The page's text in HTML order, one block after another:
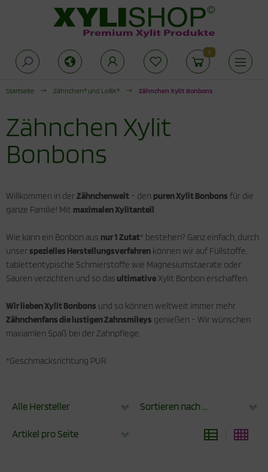
1
Startseite Zähnchen® und LolliX® Zähnchen Xylit Bonbons
Zähnchen Xylit
Bonbons
Willkommen in derZähnchenwelt - den puren Xylit Bonbons für die
ganze Familie! Mit maximalen Xylitanteil.
Wie kann ein Bonbon aus nur 1 Zutat* bestehen? Ganz einfach, durch
unserspezielles Herstellungsverfahren können wir auf Füllstoffe,
tablettentypische Schmierstoffe wie Magnesiumstaerate oder
Säuren verzichten und so das ultimativeXylit Bonbon erschaffen.
Wir lieben Xylit Bonbons und so können weltweit immer mehr
Zähnchenfans die lustigen Zahnsmileys genießen - Wir wünschen
maxiamlen Spaß bei der Zahnpflege.
*Geschmacksrichtung PUR
Alle Hersteller Sortieren nach ...
Artikel pro Seite
Alles anzeigen aus Zuckeralternativen
Pulver
mit Xylit
Alles anzeigen aus Produkte für die
Alles anzeigen aus Xylit Drogerie
Zahnpasta
für Kinder